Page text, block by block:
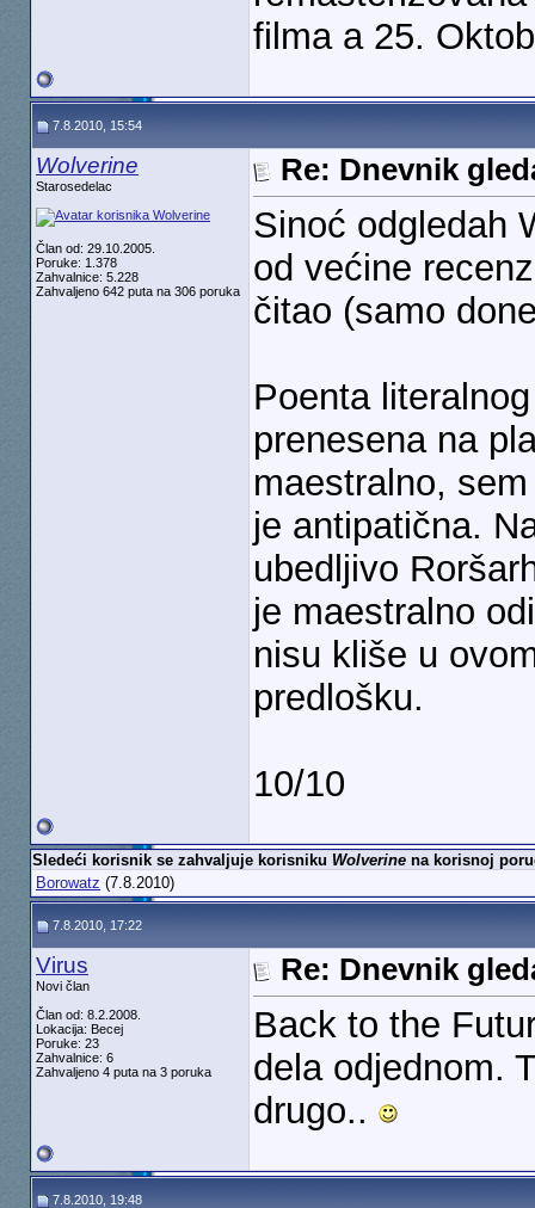
filma a 25.
7.8.2010, 15:54
Wolverine
Starosedelac
Član od: 29.10.2005.
Poruke: 1.378
Zahvalnice: 5.228
Zahvaljeno 642 puta na 306 poruka
Re: Dnevnik
Sinoć odgledah
od većine
čitao (samo
Poenta
prenesena na
maestralno,
je antipatična.
ubedljivo
je maestralno
nisu kliše u
predlošku.
10/10
Sledeći korisnik se zahvaljuje korisniku Wolverinena korisnoj
Borowatz (7.8.2010)
7.8.2010, 17:22
Virus
Novi član
Član od: 8.2.2008.
Lokacija: Becej
Poruke: 23
Zahvalnice: 6
Zahvaljeno 4 puta na 3 poruka
Re: Dnevnik
Back to the
dela odjednom.
drugo..
7.8.2010, 19:48